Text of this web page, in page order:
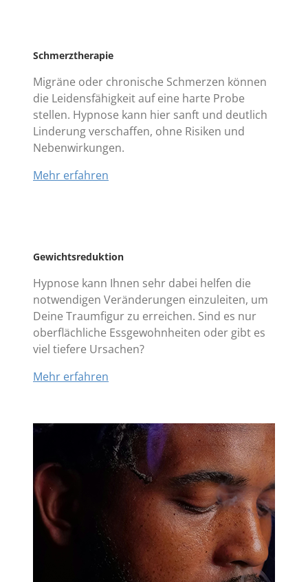
Schmerztherapie
Migräne oder chronische Schmerzen können
die Leidensfähigkeit auf eine harte Probe
stellen. Hypnose kann hier sanft und deutlich
Linderung verschaffen, ohne Risiken und
Nebenwirkungen.
Mehr erfahren
Gewichtsreduktion
Hypnose kann Ihnen sehr dabei helfen die
notwendigen Veränderungen einzuleiten, um
Deine Traumfigur zu erreichen. Sind es nur
oberflächliche Essgewohnheiten oder gibt es
viel tiefere Ursachen?
Mehr erfahren